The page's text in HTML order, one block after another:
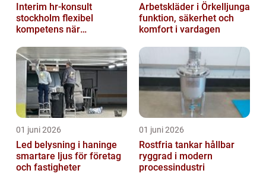
Interim hr-konsult
stockholm flexibel
kompetens när
Arbetskläder i Örkelljunga
funktion, säkerhet och
komfort i vardagen
01 juni 2026
Led belysning i haninge
smartare ljus för företag
och fastigheter
01 juni 2026
Rostfria tankar hållbar
ryggrad i modern
processindustri